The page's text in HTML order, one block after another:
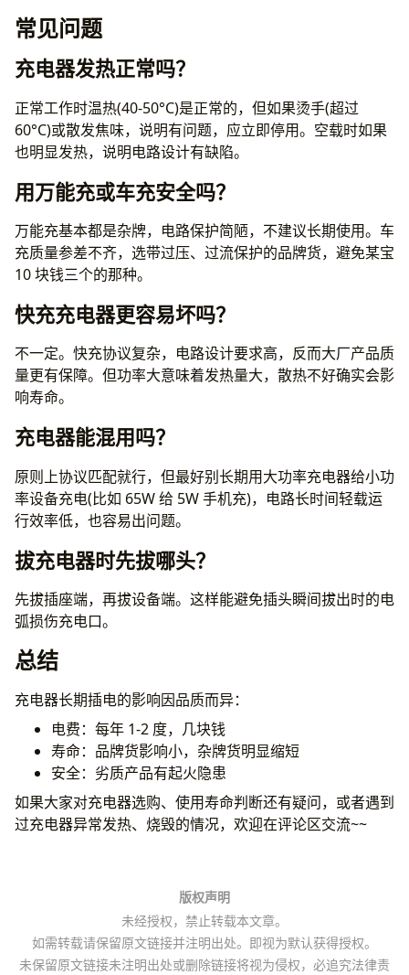
常见问题
充电器发热正常吗？
正常工作时温热(40-50°C)是正常的，但如果烫手(超过
60°C)或散发焦味，说明有问题，应立即停用。空载时如果
也明显发热，说明电路设计有缺陷。
用万能充或车充安全吗？
万能充基本都是杂牌，电路保护简陋，不建议长期使用。车
充质量参差不齐，选带过压、过流保护的品牌货，避免某宝
10 块钱三个的那种。
快充充电器更容易坏吗？
不一定。快充协议复杂，电路设计要求高，反而大厂产品质
量更有保障。但功率大意味着发热量大，散热不好确实会影
响寿命。
充电器能混用吗？
原则上协议匹配就行，但最好别长期用大功率充电器给小功
率设备充电(比如 65W 给 5W 手机充)，电路长时间轻载运
行效率低，也容易出问题。
拔充电器时先拔哪头？
先拔插座端，再拔设备端。这样能避免插头瞬间拔出时的电
弧损伤充电口。
总结
充电器长期插电的影响因品质而异：
电费：每年 1-2 度，几块钱
寿命：品牌货影响小，杂牌货明显缩短
安全：劣质产品有起火隐患
如果大家对充电器选购、使用寿命判断还有疑问，或者遇到
过充电器异常发热、烧毁的情况，欢迎在评论区交流~~
版权声明
未经授权，禁止转载本文章。
如需转载请保留原文链接并注明出处。即视为默认获得授权。
未保留原文链接未注明出处或删除链接将视为侵权，必追究法律责